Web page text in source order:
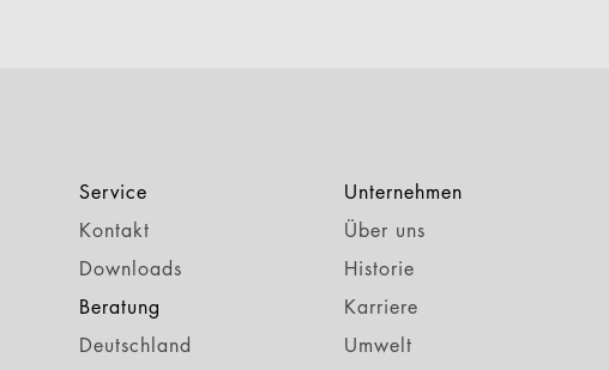
Service
Kontakt
Downloads
Beratung
Deutschland
Unternehmen
Über uns
Historie
Karriere
Umwelt